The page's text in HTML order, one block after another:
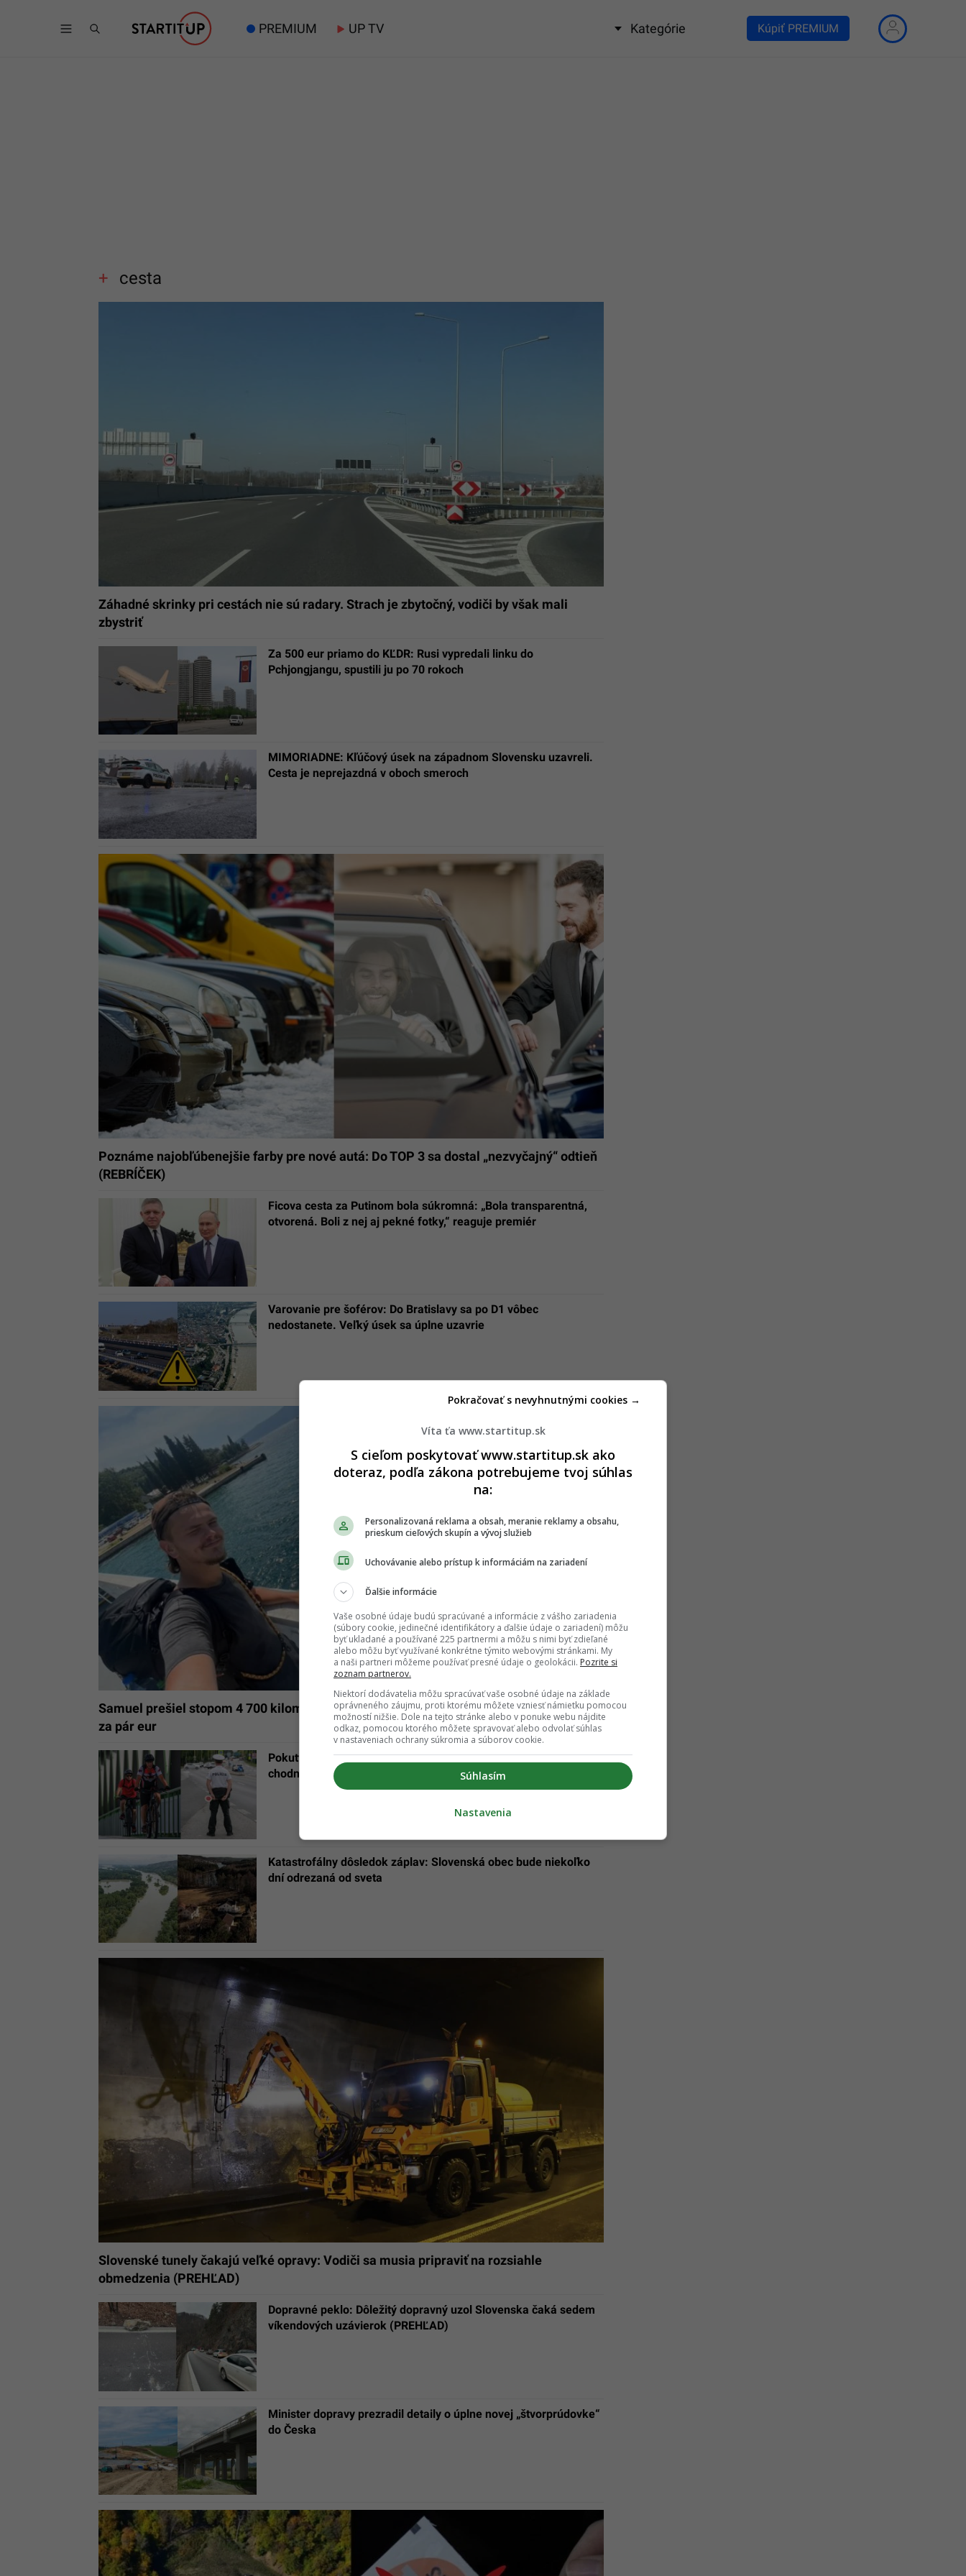
PREMIUM UP TV Kategórie Kúpiť PREMIUM
cesta
Záhadné skrinky pri cestách nie sú radary. Strach je zbytočný, vodiči by však mali
zbystriť
Za 500 eur priamo do KĽDR: Rusi vypredali linku do
Pchjongjangu, spustili ju po 70 rokoch
MIMORIADNE: Kľúčový úsek na západnom Slovensku uzavreli.
Cesta je neprejazdná v oboch smeroch
Poznáme najobľúbenejšie farby pre nové autá: Do TOP 3 sa dostal „nezvyčajný“ odtieň
(REBRÍČEK)
Ficova cesta za Putinom bola súkromná: „Bola transparentná,
otvorená. Boli z nej aj pekné fotky,“ reaguje premiér
Varovanie pre šoférov: Do Bratislavy sa po D1 vôbec
nedostanete. Veľký úsek sa úplne uzavrie
Samuel prešiel stopom 4 700 kilometrov za 31 dní: Táto čast Európy sa dá precestovať
za pár eur
Pokuty do 800 eur, na ktoré Slováci zabúdajú: Jazda na
chodníku má svoje striktné pravidlá (PREHĽAD)
Katastrofálny dôsledok záplav: Slovenská obec bude niekoľko
dní odrezaná od sveta
Slovenské tunely čakajú veľké opravy: Vodiči sa musia pripraviť na rozsiahle
obmedzenia (PREHĽAD)
Dopravné peklo: Dôležitý dopravný uzol Slovenska čaká sedem
víkendových uzávierok (PREHĽAD)
Minister dopravy prezradil detaily o úplne novej „štvorprúdovke“
do Česka
Víta ťa www.startitup.sk
S cieľom poskytovať www.startitup.sk ako
doteraz, podľa zákona potrebujeme tvoj súhlas
na:
Personalizovaná reklama a obsah, meranie reklamy a obsahu,
prieskum cieľových skupín a vývoj služieb
Uchovávanie alebo prístup k informáciám na zariadení
Ďalšie informácie
Vaše osobné údaje budú spracúvané a informácie z vášho zariadenia
(súbory cookie, jedinečné identifikátory a ďalšie údaje o zariadení) môžu
byť ukladané a používané 225 partnermi a môžu s nimi byť zdieľané
alebo môžu byť využívané konkrétne týmito webovými stránkami. My
a naši partneri môžeme používať presné údaje o geolokácii. Pozrite si
zoznam partnerov.
Niektorí dodávatelia môžu spracúvať vaše osobné údaje na základe
oprávneného záujmu, proti ktorému môžete vzniesť námietku pomocou
možností nižšie. Dole na tejto stránke alebo v ponuke webu nájdite
odkaz, pomocou ktorého môžete spravovať alebo odvolať súhlas
v nastaveniach ochrany súkromia a súborov cookie.
Súhlasím
Pokračovať s nevyhnutnými cookies →
Nastavenia